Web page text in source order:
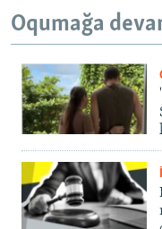
Oqumağa